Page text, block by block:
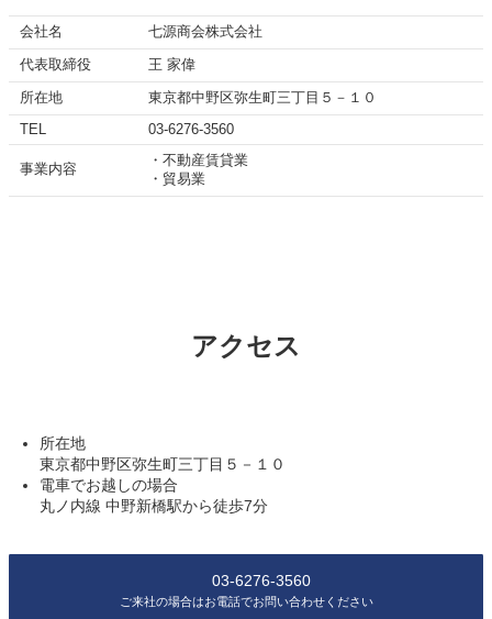
会社名 七源商会株式会社
代表取締役 王 家偉
所在地 東京都中野区弥生町三丁目５－１０
TEL 03-6276-3560
事業内容
・不動産賃貸業
・貿易業
アクセス
所在地
東京都中野区弥生町三丁目５－１０
電車でお越しの場合
丸ノ内線 中野新橋駅から徒歩7分
03-6276-3560
ご来社の場合はお電話でお問い合わせください